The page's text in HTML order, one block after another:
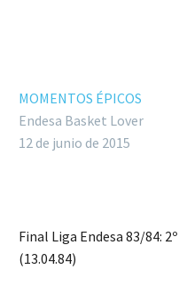
MOMENTOS ÉPICOS
Endesa Basket Lover
12 de junio de 2015
Final Liga Endesa 83/84:
(13.04.84)